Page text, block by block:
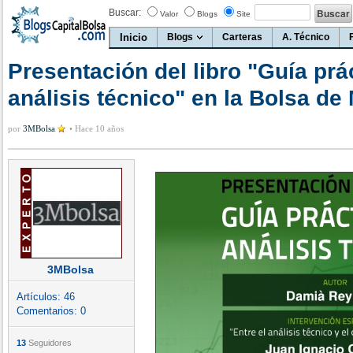
Buscar: Valor Blogs Site
Inicio Blogs Carteras A. Técnico
Presentación del libro "Guía
análisis técnico" en la Bolsa de
por 3MBolsa • Hace 10 años
3MBolsa
Artículos: 46
Comentarios: 0
13 Seguidores